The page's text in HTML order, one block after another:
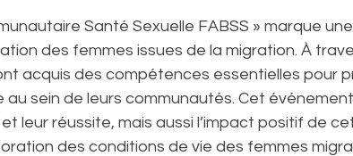
Santé Sexuelle FABSS » marque
des femmes issues de la migration. À
acquis des compétences essentielles pour
sein de leurs communautés. Cet
leur réussite, mais aussi l’impact positif de
des conditions de vie des femmes